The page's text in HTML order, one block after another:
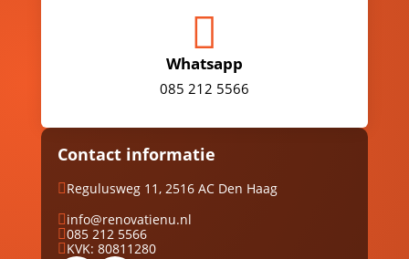

Whatsapp
085 212 5566
Contact informatie
Regulusweg 11, 2516 AC Den Haag
info@renovatienu.nl
085 212 5566
 KVK: 80811280